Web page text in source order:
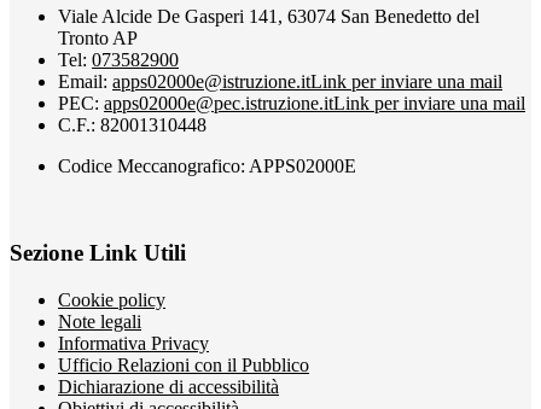
Viale Alcide De Gasperi 141, 63074 San Benedetto del
Tronto AP
Tel: 073582900
Email: apps02000e@istruzione.itLink per inviare una mail
PEC: apps02000e@pec.istruzione.itLink per inviare una mail
C.F.: 82001310448
Codice Meccanografico: APPS02000E
Sezione Link Utili
Cookie policy
Note legali
Informativa Privacy
Ufficio Relazioni con il Pubblico
Dichiarazione di accessibilità